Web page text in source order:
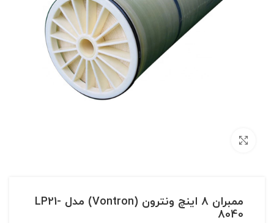
ممبران 8 اینچ ونترون (Vontron) مدل LP21-
8040